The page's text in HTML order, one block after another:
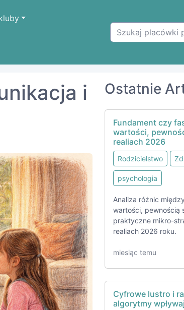
i
Ostatnie
Fundament czy
wartości,
realiach 2026
Rodzicielstwo
psychologia
Analiza różnic
wartości, pewnością
praktyczne mikro-
realiach 2026 roku.
miesiąc temu
Cyfrowe lustro i
algorytmy